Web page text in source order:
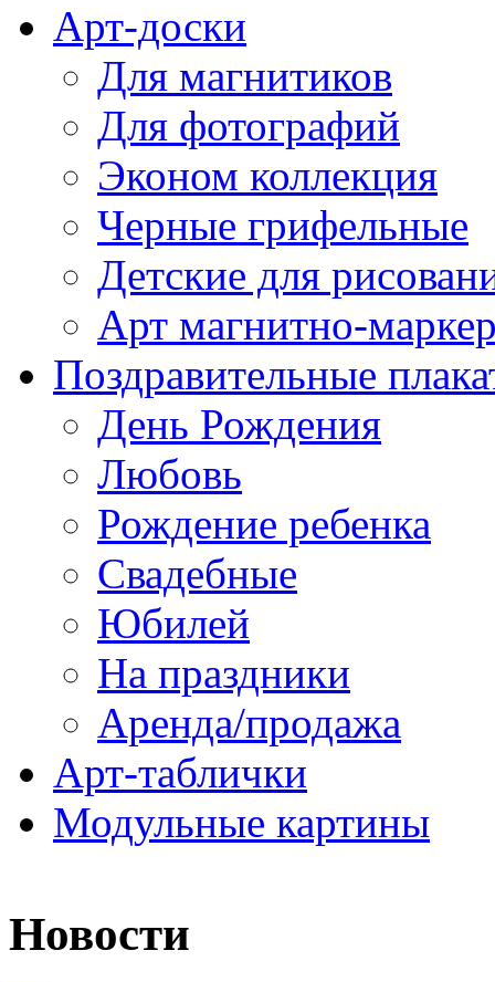
Арт-доски
Для магнитиков
Для фотографий
Эконом коллекция
Черные грифельные
Детские для
Арт магнитно-
Поздравительные
День Рождения
Любовь
Рождение ребенка
Свадебные
Юбилей
На праздники
Аренда/продажа
Арт-таблички
Модульные картины
Новости